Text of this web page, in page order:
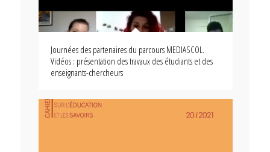
Journées des partenaires du parcours MEDIASCOL.
Vidéos : présentation des travaux des étudiants et des
enseignants-chercheurs